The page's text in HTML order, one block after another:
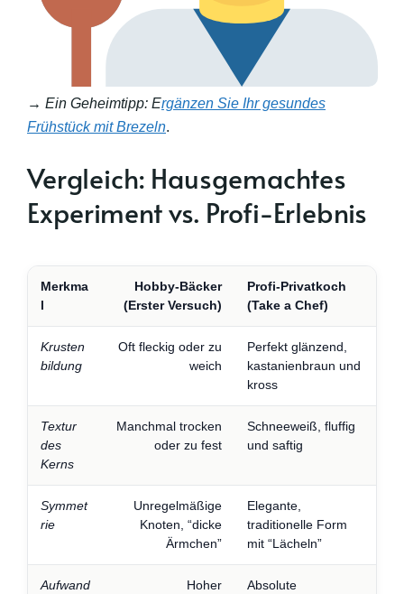
→ Ein Geheimtipp: Ergänzen Sie Ihr gesundes
Frühstück mit Brezeln.
Vergleich: Hausgemachtes
Experiment vs. Profi-Erlebnis
Merkma
l
Hobby-Bäcker
(Erster Versuch)
Profi-Privatkoch
(Take a Chef)
Krusten
bildung
Oft fleckig oder zu
weich
Perfekt glänzend,
kastanienbraun und
kross
Textur
des
Kerns
Manchmal trocken
oder zu fest
Schneeweiß, fluffig
und saftig
Symmet
rie
Unregelmäßige
Knoten, “dicke
Ärmchen”
Elegante,
traditionelle Form
mit “Lächeln”
Aufwand
Hoher
Absolute